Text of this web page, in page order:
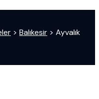
> Balıkesir > Ayvalık